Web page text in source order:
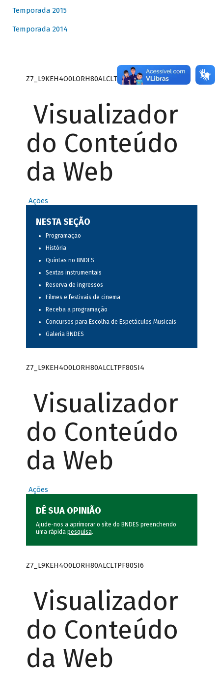
Temporada 2015
Temporada 2014
Z7_L9KEH4O0LORH80ALCLTPF80S27
Visualizador
do Conteúdo
da Web
Ações
NESTA SEÇÃO
Programação
História
Quintas no BNDES
Sextas instrumentais
Reserva de ingressos
Filmes e festivais de cinema
Receba a programação
Concursos para Escolha de Espetáculos Musicais
Galeria BNDES
Z7_L9KEH4O0LORH80ALCLTPF80SI4
Visualizador
do Conteúdo
da Web
Ações
DÊ SUA OPINIÃO
Ajude-nos a aprimorar o site do BNDES preenchendo
uma rápida pesquisa.
Z7_L9KEH4O0LORH80ALCLTPF80SI6
Visualizador
do Conteúdo
da Web